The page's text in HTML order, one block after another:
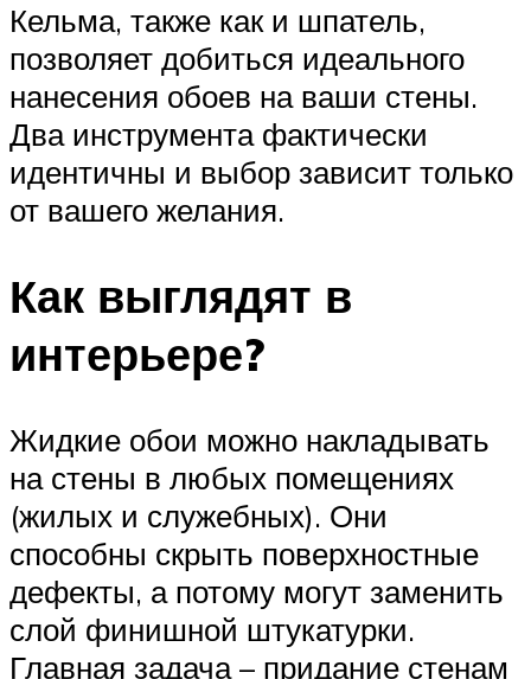
Кельма, также как и шпатель,
позволяет добиться идеального
нанесения обоев на ваши стены.
Два инструмента фактически
идентичны и выбор зависит только
от вашего желания.
Как выглядят в
интерьере?
Жидкие обои можно накладывать
на стены в любых помещениях
(жилых и служебных). Они
способны скрыть поверхностные
дефекты, а потому могут заменить
слой финишной штукатурки.
Главная задача – придание стенам